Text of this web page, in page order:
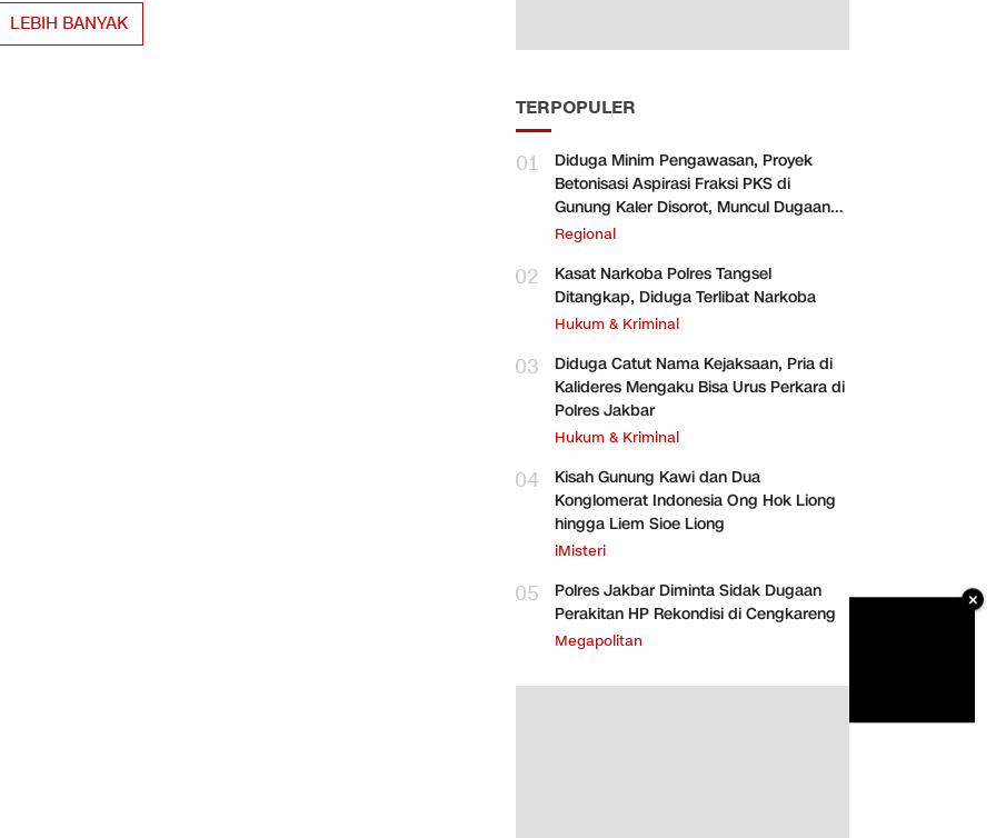
LEBIH BANYAK
TERPOPULER
01
Diduga Minim Pengawasan, Proyek
Betonisasi Aspirasi Fraksi PKS di
Gunung Kaler Disorot, Muncul Dugaan
Pengurangan Volume
Regional
02
Kasat Narkoba Polres Tangsel
Ditangkap, Diduga Terlibat Narkoba
Hukum & Kriminal
03
Diduga Catut Nama Kejaksaan, Pria di
Kalideres Mengaku Bisa Urus Perkara di
Polres Jakbar
Hukum & Kriminal
04
Kisah Gunung Kawi dan Dua
Konglomerat Indonesia Ong Hok Liong
hingga Liem Sioe Liong
iMisteri
05
Polres Jakbar Diminta Sidak Dugaan
Perakitan HP Rekondisi di Cengkareng
Megapolitan
×